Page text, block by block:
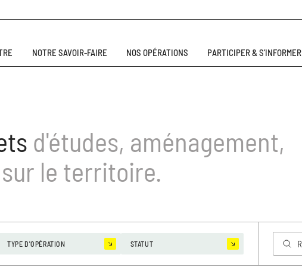
NOTRE SAVOIR-FAIRE NOS OPÉRATIONS PARTICIPER & S’INFORMER
d'études, aménagement,
le territoire.
TYPE D'OPÉRATION STATUT